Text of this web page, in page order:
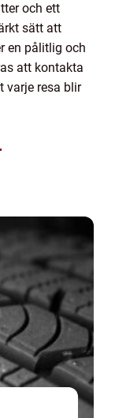
och ett
sätt att
en pålitlig och
att kontakta
varje resa blir